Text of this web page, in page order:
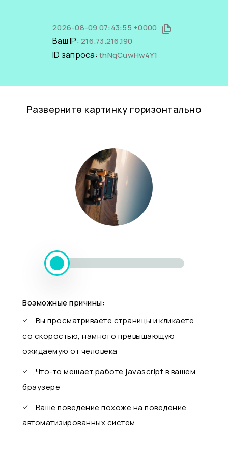
2026-08-09 07:43:55 +0000
Ваш IP: 216.73.216.190
ID запроса: thNqCuwHw4Y1
Разверните картинку горизонтально
Возможные причины:
Вы просматриваете страницы и кликаете
со скоростью, намного превышающую
ожидаемую от человека
Что-то мешает работе javascript в вашем
браузере
Ваше поведение похоже на поведение
автоматизированных систем